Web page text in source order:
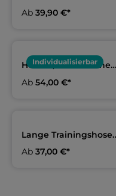
SSV Freiberg
Ab 39,90 €*
Individualisierbar
Hoodie, Erwachsene
Ab 54,00 €*
Lange Trainingshose,
SSV Freiberg
Ab 37,00 €*